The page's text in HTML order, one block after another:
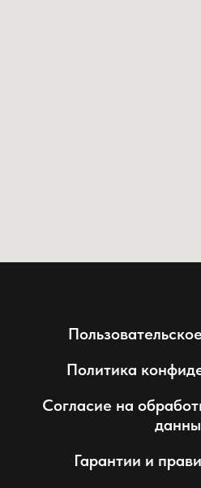
Политика
Согласие на
Гарантии и